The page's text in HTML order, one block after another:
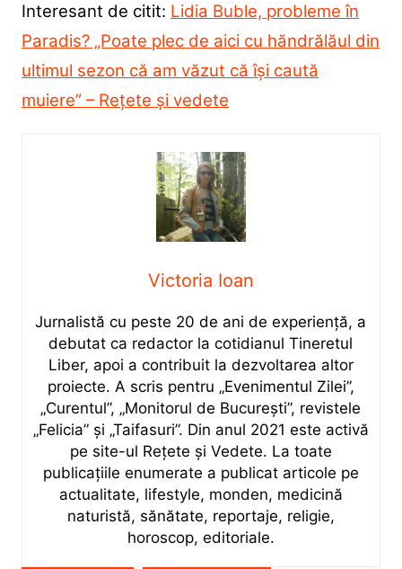
Interesant de citit: Lidia Buble, probleme în
Paradis? „Poate plec de aici cu hăndrălăul din
ultimul sezon că am văzut că își caută
muiere” – Rețete și vedete
Victoria Ioan
Jurnalistă cu peste 20 de ani de experiență, a
debutat ca redactor la cotidianul Tineretul
Liber, apoi a contribuit la dezvoltarea altor
proiecte. A scris pentru „Evenimentul Zilei”,
„Curentul”, „Monitorul de București”, revistele
„Felicia” și „Taifasuri”. Din anul 2021 este activă
pe site-ul Rețete și Vedete. La toate
publicațiile enumerate a publicat articole pe
actualitate, lifestyle, monden, medicină
naturistă, sănătate, reportaje, religie,
horoscop, editoriale.